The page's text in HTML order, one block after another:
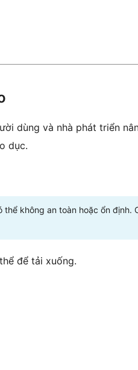
dùng và nhà phát triển
dục.
không an toàn hoặc ổn
để tải xuống.